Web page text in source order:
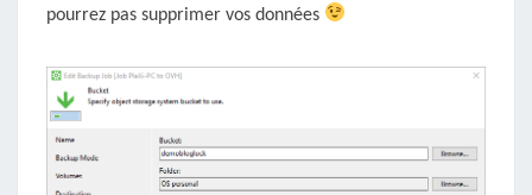
pourrez pas supprimer vos données